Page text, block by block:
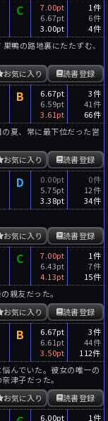
C
7.00pt
6.67pt
3.00pt
1件
6件
4件
鴨の路地裏にたたずむ、
読書登録
お気に入り
B
6.67pt
6.59pt
3.61pt
3件
41件
66件
夏、常に最下位だった営
読書登録
お気に入り
D
0.00pt
5.75pt
3.38pt
0件
12件
34件
読書登録
お気に入り
C
7.00pt
6.43pt
4.13pt
1件
7件
15件
親友だった。
読書登録
お気に入り
B
6.67pt
6.61pt
3.50pt
3件
44件
112件
んでいた。彼女の唯一の
津子だった。
読書登録
お気に入り
6.00pt 1件